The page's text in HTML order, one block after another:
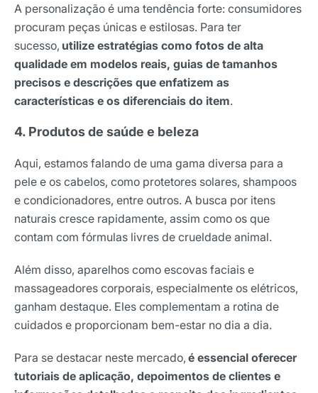
A personalização é uma tendência forte: consumidores
procuram peças únicas e estilosas. Para ter
sucesso, utilize estratégias como fotos de alta
qualidade em modelos reais, guias de tamanhos
precisos e descrições que enfatizem as
características e os diferenciais do item.
4. Produtos de saúde e beleza
Aqui, estamos falando de uma gama diversa para a
pele e os cabelos, como protetores solares, shampoos
e condicionadores, entre outros. A busca por itens
naturais cresce rapidamente, assim como os que
contam com fórmulas livres de crueldade animal.
Além disso, aparelhos como escovas faciais e
massageadores corporais, especialmente os elétricos,
ganham destaque. Eles complementam a rotina de
cuidados e proporcionam bem-estar no dia a dia.
Para se destacar neste mercado, é essencial oferecer
tutoriais de aplicação, depoimentos de clientes e